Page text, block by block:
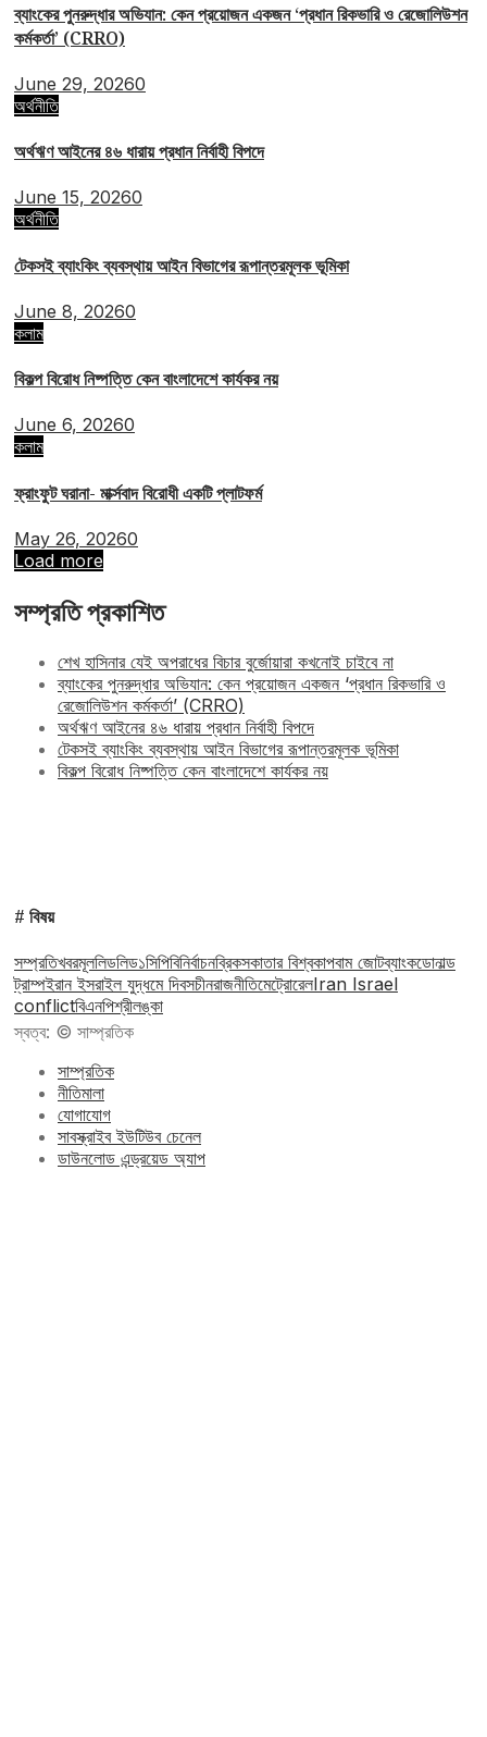
ব্যাংকের পুনরুদ্ধার অভিযান: কেন প্রয়োজন একজন ‘প্রধান রিকভারি ও রেজোলিউশন
কর্মকর্তা’ (CRRO)
June 29, 20260
অর্থনীতি
অর্থঋণ আইনের ৪৬ ধারায় প্রধান নির্বাহী বিপদে
June 15, 20260
অর্থনীতি
টেকসই ব্যাংকিং ব্যবস্থায় আইন বিভাগের রূপান্তরমূলক ভূমিকা
June 8, 20260
কলাম
বিকল্প বিরোধ নিষ্পত্তি কেন বাংলাদেশে কার্যকর নয়
June 6, 20260
কলাম
ফ্রাংফুট ঘরানা- মার্ক্সবাদ বিরোধী একটি প্লাটফর্ম
May 26, 20260
Load more
সম্প্রতি প্রকাশিত
শেখ হাসিনার যেই অপরাধের বিচার বুর্জোয়ারা কখনোই চাইবে না
ব্যাংকের পুনরুদ্ধার অভিযান: কেন প্রয়োজন একজন ‘প্রধান রিকভারি ও
রেজোলিউশন কর্মকর্তা’ (CRRO)
অর্থঋণ আইনের ৪৬ ধারায় প্রধান নির্বাহী বিপদে
টেকসই ব্যাংকিং ব্যবস্থায় আইন বিভাগের রূপান্তরমূলক ভূমিকা
বিকল্প বিরোধ নিষ্পত্তি কেন বাংলাদেশে কার্যকর নয়
# বিষয়
সম্প্রতিখবরমূললিডলিড১সিপিবিনির্বাচনব্রিকসকাতার বিশ্বকাপবাম জোটব্যাংকডোনাল্ড
ট্রাম্পইরান ইসরাইল যুদ্ধমে দিবসচীনরাজনীতিমেট্রোরেলIran Israel
conflictবিএনপিশ্রীলঙ্কা
স্বত্ব: © সাম্প্রতিক
সাম্প্রতিক
নীতিমালা
যোগাযোগ
সাবস্ক্রাইব ইউটিউব চেনেল
ডাউনলোড এন্ড্রয়েড অ্যাপ